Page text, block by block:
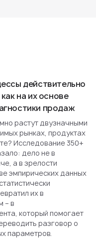
действительно
на их основе
продаж
растут двузначными
рынках, продуктах
Исследование 350+
дело не в
а в зрелости
эмпирических данных
их в
– в
который помогает
разговор о
параметров.